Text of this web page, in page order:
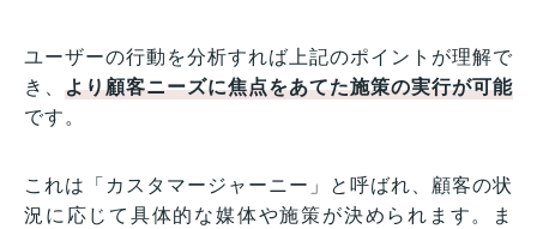
ユーザーの行動を分析すれば上記のポイントが理解で
き、より顧客ニーズに焦点をあてた施策の実行が可能
です。
これは「カスタマージャーニー」と呼ばれ、顧客の状
況に応じて具体的な媒体や施策が決められます。ま